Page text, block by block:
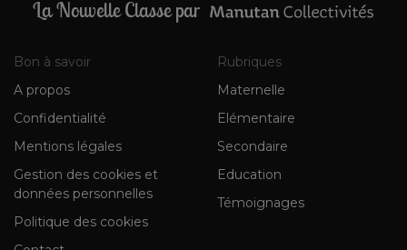
La Nouvelle Classe par
Bon à savoir
A propos
Confidentialité
Mentions légales
Gestion des cookies et
données personnelles
Politique des cookies
Rubriques
Maternelle
Elémentaire
Secondaire
Education
Témoignages